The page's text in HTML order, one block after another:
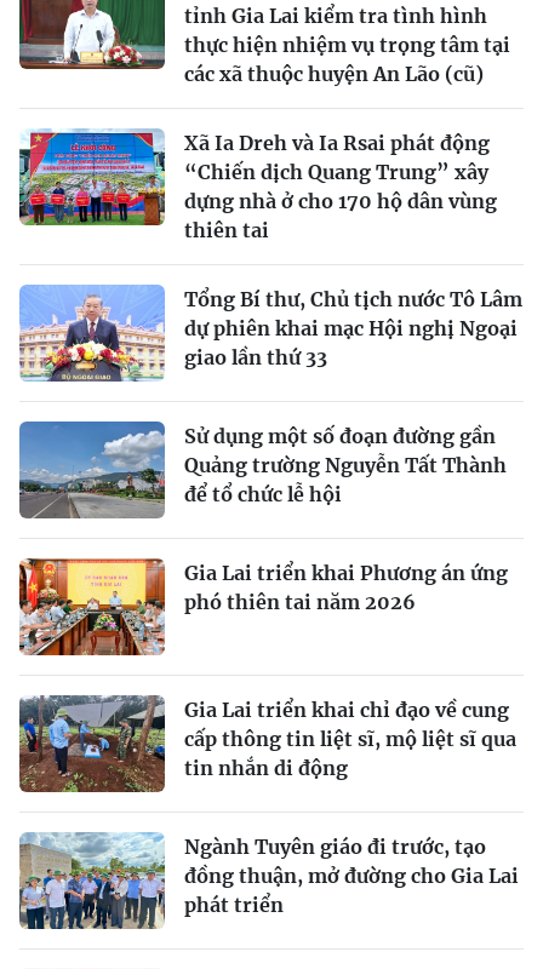
tỉnh Gia Lai kiểm tra tình hình
thực hiện nhiệm vụ trọng tâm tại
các xã thuộc huyện An Lão (cũ)
Xã Ia Dreh và Ia Rsai phát động
“Chiến dịch Quang Trung” xây
dựng nhà ở cho 170 hộ dân vùng
thiên tai
Tổng Bí thư, Chủ tịch nước Tô Lâm
dự phiên khai mạc Hội nghị Ngoại
giao lần thứ 33
Sử dụng một số đoạn đường gần
Quảng trường Nguyễn Tất Thành
để tổ chức lễ hội
Gia Lai triển khai Phương án ứng
phó thiên tai năm 2026
Gia Lai triển khai chỉ đạo về cung
cấp thông tin liệt sĩ, mộ liệt sĩ qua
tin nhắn di động
Ngành Tuyên giáo đi trước, tạo
đồng thuận, mở đường cho Gia Lai
phát triển